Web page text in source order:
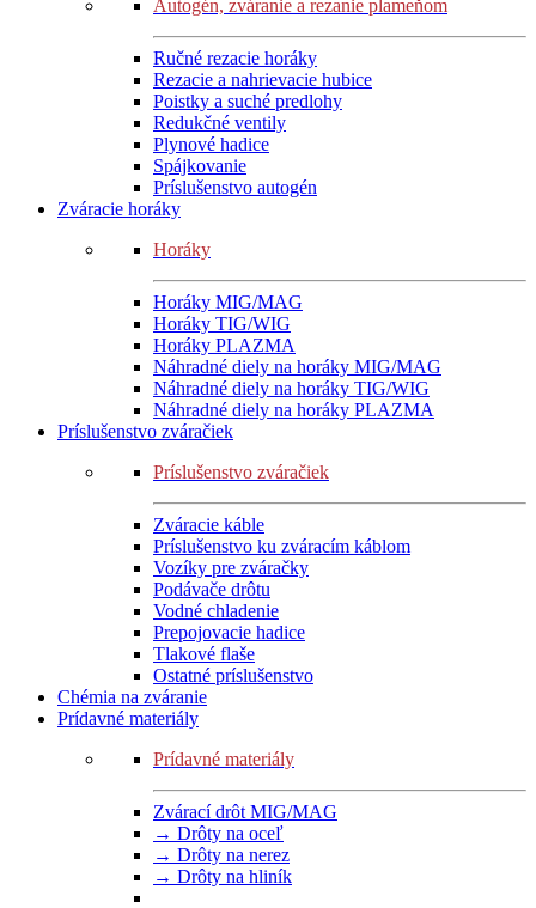
Autogén, zváranie a rezanie plameňom
Ručné rezacie horáky
Rezacie a nahrievacie hubice
Poistky a suché predlohy
Redukčné ventily
Plynové hadice
Spájkovanie
Príslušenstvo autogén
Zváracie horáky
Horáky
Horáky MIG/MAG
Horáky TIG/WIG
Horáky PLAZMA
Náhradné diely na horáky MIG/MAG
Náhradné diely na horáky TIG/WIG
Náhradné diely na horáky PLAZMA
Príslušenstvo zváračiek
Príslušenstvo zváračiek
Zváracie káble
Príslušenstvo ku zváracím káblom
Vozíky pre zváračky
Podávače drôtu
Vodné chladenie
Prepojovacie hadice
Tlakové flaše
Ostatné príslušenstvo
Chémia na zváranie
Prídavné materiály
Prídavné materiály
Zvárací drôt MIG/MAG
→ Drôty na oceľ
→ Drôty na nerez
→ Drôty na hliník